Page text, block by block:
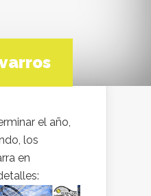
el año,
los
en